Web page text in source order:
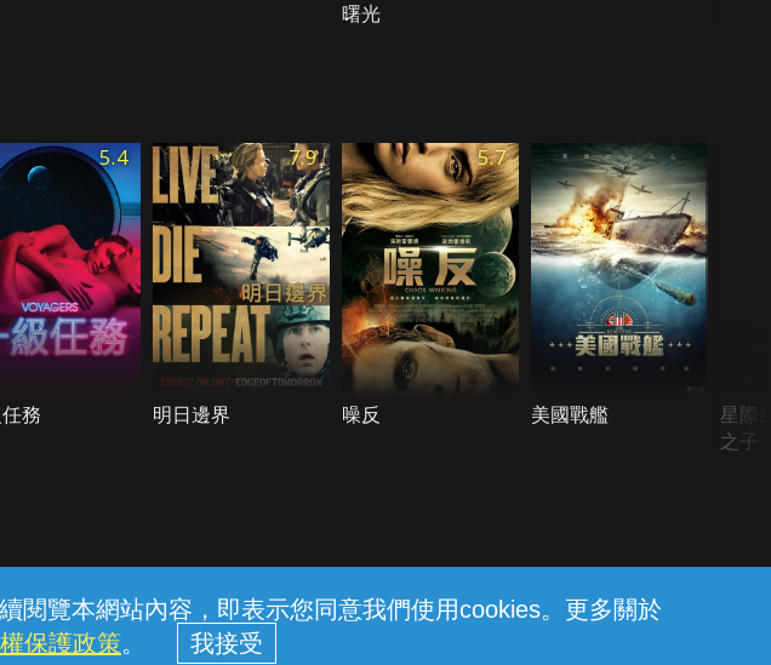
閱覽本網站內容，即表示您同意我們使用cookies。更多關於
保護政策。
曙光
5.4
務
7.9
明日邊界
5.7
噪反 美國戰艦
星際
之子
隱私權保護
一編號：96979949) © 2026